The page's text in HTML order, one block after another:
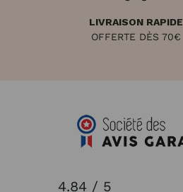
LIVRAISON RAPIDE
OFFERTE DÈS 70€
4.84 / 5